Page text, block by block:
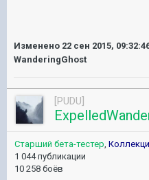
Изменено 22 сен 2015,
WanderingGhost
[PUDU]
Старший бета-тестер,
1 044 публикации
10 258 боёв